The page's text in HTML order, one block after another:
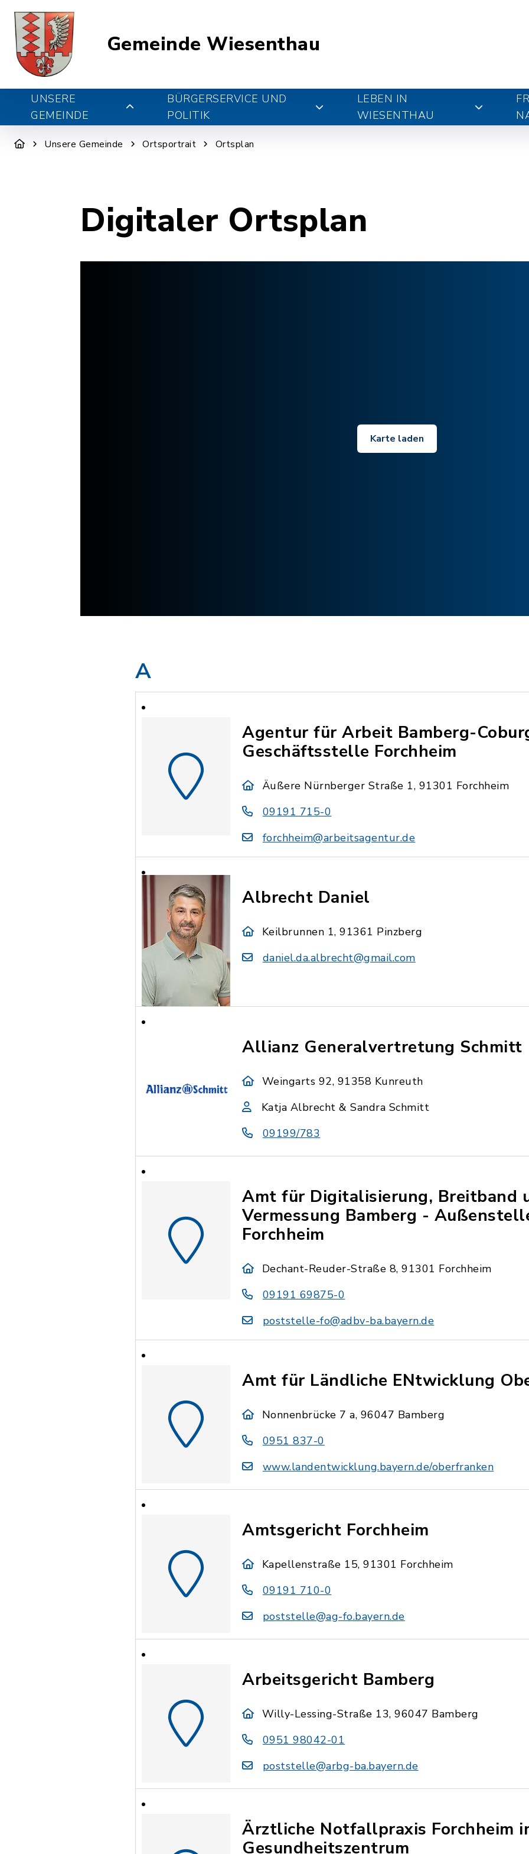
Gemeinde Wiesenthau
UNSERE
GEMEINDE
BÜRGERSERVICE UND
POLITIK
LEBEN IN
WIESENTHAU
Unsere Gemeinde Ortsportrait Ortsplan
Digitaler Ortsplan
Karte laden
A
Agentur für Arbeit Bamberg-
Geschäftsstelle Forchheim
Äußere Nürnberger Straße 1, 91301 Forchheim
09191 715-0
forchheim@arbeitsagentur.de
Albrecht Daniel
Keilbrunnen 1, 91361 Pinzberg
daniel.da.albrecht@gmail.com
Allianz Generalvertretung Schmitt
Weingarts 92, 91358 Kunreuth
Katja Albrecht & Sandra Schmitt
09199/783
Amt für Digitalisierung, Breitband
Vermessung Bamberg -
Forchheim
Dechant-Reuder-Straße 8, 91301 Forchheim
09191 69875-0
poststelle-fo@adbv-ba.bayern.de
Amt für Ländliche ENtwicklung
Nonnenbrücke 7 a, 96047 Bamberg
0951 837-0
www.landentwicklung.bayern.de/oberfranken
Amtsgericht Forchheim
Kapellenstraße 15, 91301 Forchheim
09191 710-0
poststelle@ag-fo.bayern.de
Arbeitsgericht Bamberg
Willy-Lessing-Straße 13, 96047 Bamberg
0951 98042-01
poststelle@arbg-ba.bayern.de
Ärztliche Notfallpraxis Forchheim
Gesundheitszentrum